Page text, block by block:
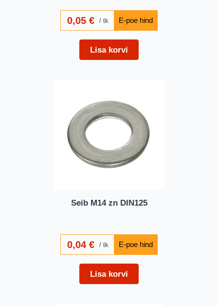
0,05€ tk
Lisa korvi
Seib M14 zn DIN125
0,04€ tk
Lisa korvi